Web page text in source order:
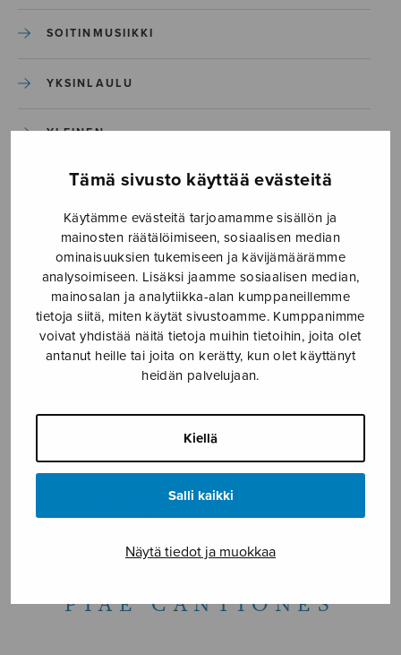
Tämä sivusto käyttää evästeitä
Käytämme evästeitä tarjoamamme sisällön ja
mainosten räätälöimiseen, sosiaalisen median
ominaisuuksien tukemiseen ja kävijämäärämme
analysoimiseen. Lisäksi jaamme sosiaalisen median,
mainosalan ja analytiikka-alan kumppaneillemme
tietoja siitä, miten käytät sivustoamme. Kumppanimme
voivat yhdistää näitä tietoja muihin tietoihin, joita olet
antanut heille tai joita on kerätty, kun olet käyttänyt
heidän palvelujaan.
Kiellä
Salli kaikki
Näytä tiedot ja muokkaa
SOITINMUSIIKKI
YKSINLAULU
YLEINEN
Sulasol nuottikauppa
Myymälä avoinna
ma–pe klo 10–16 tai sopimuksen mukaan
Tallberginkatu 1 B, 1,5 krs.
00180 Helsinki
myynti@sulasol.fi
puh. 050 305 6502
NÄYTÄ KARTALLA
PIAE CANTIONES